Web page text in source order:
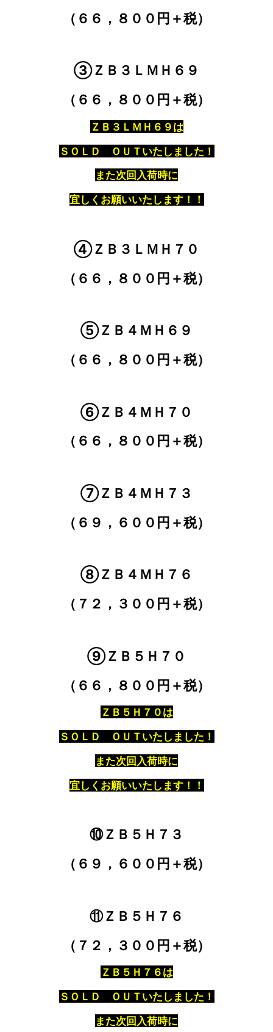
（６６，８００円＋税）
③ＺＢ３ＬＭＨ６９
（６６，８００円＋税）
ＺＢ３ＬＭＨ６９は
ＳＯＬＤ ＯＵＴいたしました！
また次回入荷時に
宜しくお願いいたします！！
④ＺＢ３ＬＭＨ７０
（６６，８００円＋税）
⑤ＺＢ４ＭＨ６９
（６６，８００円＋税）
⑥ＺＢ４ＭＨ７０
（６６，８００円＋税）
⑦ＺＢ４ＭＨ７３
（６９，６００円＋税）
⑧ＺＢ４ＭＨ７６
（７２，３００円＋税）
⑨ＺＢ５Ｈ７０
（６６，８００円＋税）
ＺＢ５Ｈ７０は
ＳＯＬＤ ＯＵＴいたしました！
また次回入荷時に
宜しくお願いいたします！！
⑩ＺＢ５Ｈ７３
（６９，６００円＋税）
⑪ＺＢ５Ｈ７６
（７２，３００円＋税）
ＺＢ５Ｈ７６は
ＳＯＬＤ ＯＵＴいたしました！
また次回入荷時に